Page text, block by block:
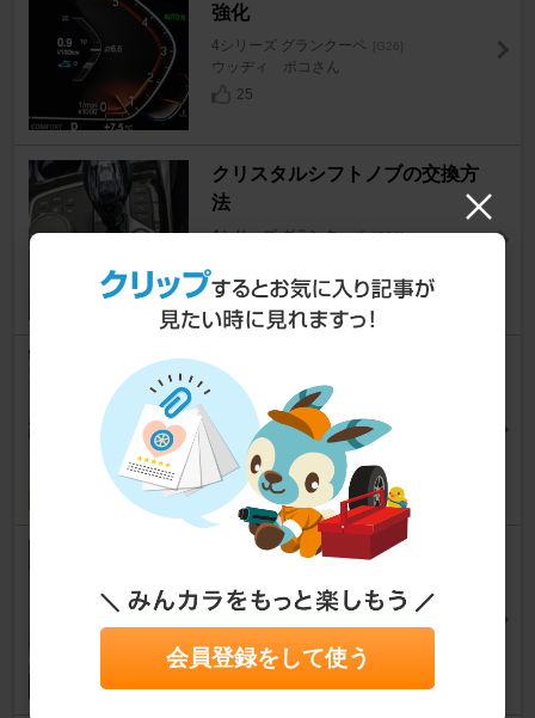
強化
4シリーズ グランクーペ [G26]
ウッヂィ ポコさん
25
クリスタルシフトノブの交換方
法
4シリーズ グランクーペ [G26]
43
タイヤ交換
4シリーズ グランクーペ
うっでーさん
10
タイヤ空気圧センサー取付とコ
4シリーズ グランクーペ [G26]
30
会員登録をして使う